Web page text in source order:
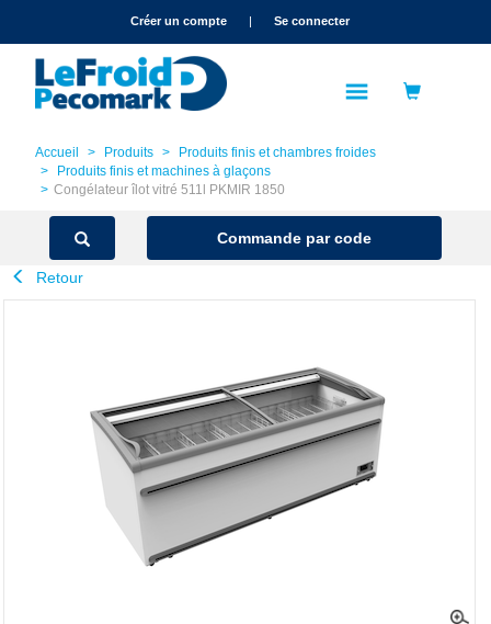
text.skipToNavigationCréer un compte | Se connecter
Accueil Produits
Produits finis et chambres froides
Produits finis et machines à glaçons
Congélateur îlot vitré 511l PKMIR 1850
Commande par code
Retour